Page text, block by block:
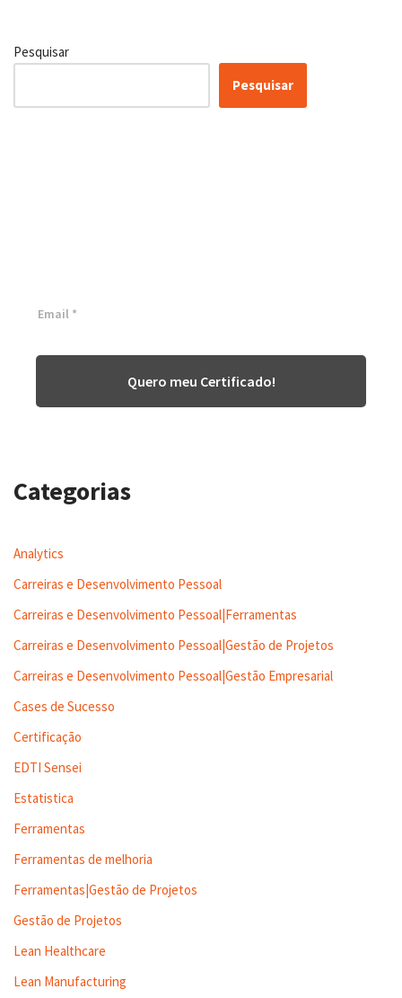
Pesquisar
Pesquisar
Quero meu Certificado!
Categorias
Analytics
Carreiras e Desenvolvimento Pessoal
Carreiras e Desenvolvimento Pessoal|Ferramentas
Carreiras e Desenvolvimento Pessoal|Gestão de Projetos
Carreiras e Desenvolvimento Pessoal|Gestão Empresarial
Cases de Sucesso
Certificação
EDTI Sensei
Estatistica
Ferramentas
Ferramentas de melhoria
Ferramentas|Gestão de Projetos
Gestão de Projetos
Lean Healthcare
Lean Manufacturing